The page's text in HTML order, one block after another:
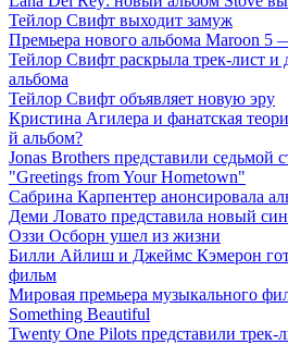
Тейлор Свифт выходит замуж
Премьера нового альбома Maroon 5
Тейлор Свифт раскрыла трек-лист и
альбома
Тейлор Свифт объявляет новую эру
Кристина Агилера и фанатская
й альбом?
Jonas Brothers представили
"Greetings from Your Hometown"
Сабрина Карпентер анонсировала
Деми Ловато представила новый
Оззи Осборн ушел из жизни
Билли Айлиш и Джеймс Кэмерон
фильм
Мировая премьера музыкального
Something Beautiful
Twenty One Pilots представили трек-